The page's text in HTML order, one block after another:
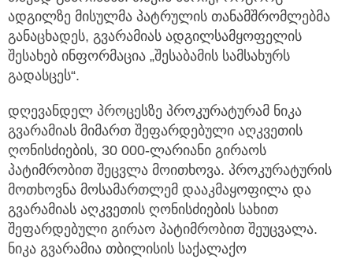
ადგილზე მისულმა პატრულის თანამშრომლებმა
განაცხადეს, გვარამიას ადგილსამყოფელის
შესახებ ინფორმაცია „შესაბამის სამსახურს
გადასცეს“.
დღევანდელ პროცესზე პროკურატურამ ნიკა
გვარამიას მიმართ შეფარდებული აღკვეთის
ღონისძიების, 30 000-ლარიანი გირაოს
პატიმრობით შეცვლა მოითხოვა. პროკურატურის
მოთხოვნა მოსამართლემ დააკმაყოფილა და
გვარამიას აღკვეთის ღონისძიების სახით
შეფარდებული გირაო პატიმრობით შეუცვალა.
ნიკა გვარამია თბილისის საქალაქო